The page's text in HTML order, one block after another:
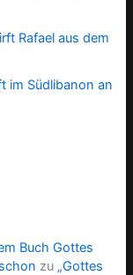
Rafael aus dem
im Südlibanon an
Buch Gottes
zu „Gottes